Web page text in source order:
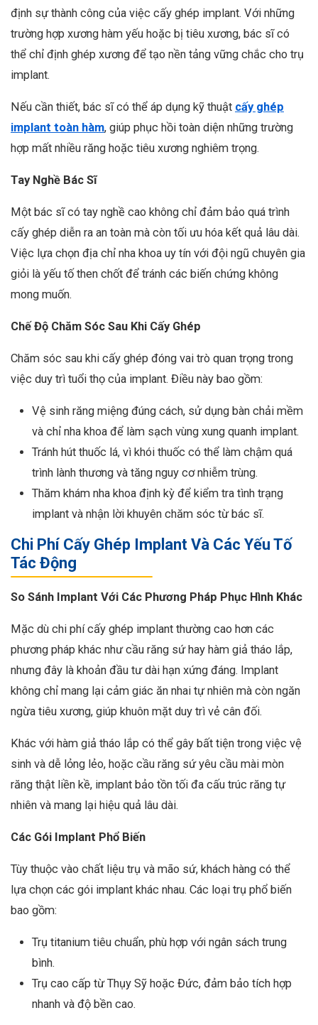
định sự thành công của việc cấy ghép implant. Với những
trường hợp xương hàm yếu hoặc bị tiêu xương, bác sĩ có
thể chỉ định ghép xương để tạo nền tảng vững chắc cho trụ
implant.
Nếu cần thiết, bác sĩ có thể áp dụng kỹ thuật cấy ghép
implant toàn hàm, giúp phục hồi toàn diện những trường
hợp mất nhiều răng hoặc tiêu xương nghiêm trọng.
Tay Nghề Bác Sĩ
Một bác sĩ có tay nghề cao không chỉ đảm bảo quá trình
cấy ghép diễn ra an toàn mà còn tối ưu hóa kết quả lâu dài.
Việc lựa chọn địa chỉ nha khoa uy tín với đội ngũ chuyên gia
giỏi là yếu tố then chốt để tránh các biến chứng không
mong muốn.
Chế Độ Chăm Sóc Sau Khi Cấy Ghép
Chăm sóc sau khi cấy ghép đóng vai trò quan trọng trong
việc duy trì tuổi thọ của implant. Điều này bao gồm:
Vệ sinh răng miệng đúng cách, sử dụng bàn chải mềm
và chỉ nha khoa để làm sạch vùng xung quanh implant.
Tránh hút thuốc lá, vì khói thuốc có thể làm chậm quá
trình lành thương và tăng nguy cơ nhiễm trùng.
Thăm khám nha khoa định kỳ để kiểm tra tình trạng
implant và nhận lời khuyên chăm sóc từ bác sĩ.
Chi Phí Cấy Ghép Implant Và Các Yếu Tố
Tác Động
So Sánh Implant Với Các Phương Pháp Phục Hình Khác
Mặc dù chi phí cấy ghép implant thường cao hơn các
phương pháp khác như cầu răng sứ hay hàm giả tháo lắp,
nhưng đây là khoản đầu tư dài hạn xứng đáng. Implant
không chỉ mang lại cảm giác ăn nhai tự nhiên mà còn ngăn
ngừa tiêu xương, giúp khuôn mặt duy trì vẻ cân đối.
Khác với hàm giả tháo lắp có thể gây bất tiện trong việc vệ
sinh và dễ lỏng lẻo, hoặc cầu răng sứ yêu cầu mài mòn
răng thật liền kề, implant bảo tồn tối đa cấu trúc răng tự
nhiên và mang lại hiệu quả lâu dài.
Các Gói Implant Phổ Biến
Tùy thuộc vào chất liệu trụ và mão sứ, khách hàng có thể
lựa chọn các gói implant khác nhau. Các loại trụ phổ biến
bao gồm:
Trụ titanium tiêu chuẩn, phù hợp với ngân sách trung
bình.
Trụ cao cấp từ Thụy Sỹ hoặc Đức, đảm bảo tích hợp
nhanh và độ bền cao.